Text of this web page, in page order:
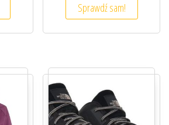
Sprawdź sam!